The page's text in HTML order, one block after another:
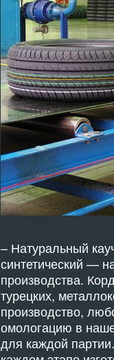
– Натуральный
синтетический —
производства.
турецких,
производство,
омологацию в
для каждой